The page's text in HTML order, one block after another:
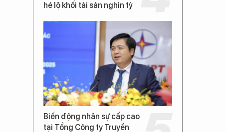
hé lộ khối tài sản nghìn tỷ
Biến động nhân sự cấp cao
tại Tổng Công ty Truyền